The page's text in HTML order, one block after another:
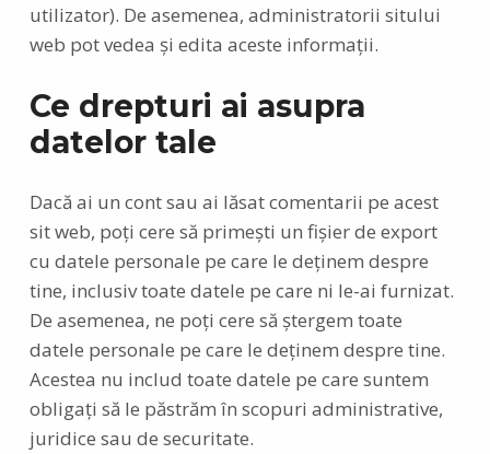
utilizator). De asemenea, administratorii sitului
web pot vedea și edita aceste informații.
Ce drepturi ai asupra
datelor tale
Dacă ai un cont sau ai lăsat comentarii pe acest
sit web, poți cere să primești un fișier de export
cu datele personale pe care le deținem despre
tine, inclusiv toate datele pe care ni le-ai furnizat.
De asemenea, ne poți cere să ștergem toate
datele personale pe care le deținem despre tine.
Acestea nu includ toate datele pe care suntem
obligați să le păstrăm în scopuri administrative,
juridice sau de securitate.